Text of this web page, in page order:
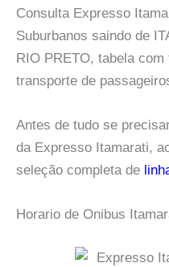
Consulta Expresso
Suburbanos saindo de
RIO PRETO, tabela
transporte de
Antes de tudo se
da Expresso Itamarati,
seleção completa de
Horario de Onibus